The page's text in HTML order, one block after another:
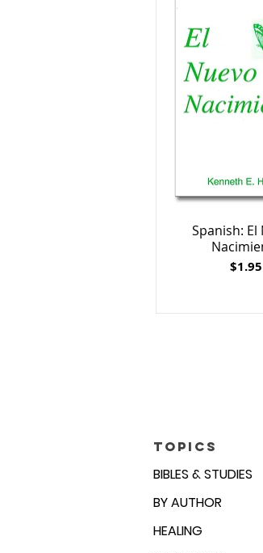
Spanish: El
Price
$1.95
TOPICS
BIBLES & STUDIES
BY AUTHOR
HEALING